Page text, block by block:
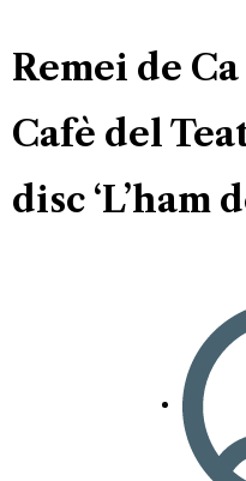
Remei de
Cafè del
disc ‘L’ham